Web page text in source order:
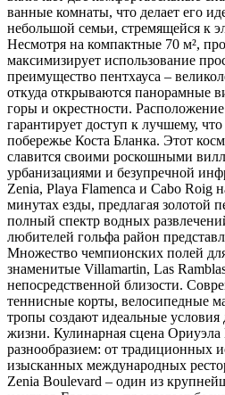
ванные комнаты, что делает его
небольшой семьи, стремящейся к
Несмотря на компактные 70 м²,
максимизирует использование
преимущество пентхауса –
откуда открываются панорамные
горы и окрестности.
гарантирует доступ к лучшему,
побережье Коста Бланка. Этот
славится своими роскошными
урбанизациями и безупречной
Zenia, Playa Flamenca и Cabo Roig
минутах езды, предлагая золотой
полный спектр водных
любителей гольфа район
Множество чемпионских полей
знаменитые Villamartin, Las
непосредственной близости.
теннисные корты, велосипедные
тропы создают идеальные условия
жизни. Кулинарная сцена Ориуэла
разнообразием: от традиционных
изысканных международных
Zenia Boulevard – один из